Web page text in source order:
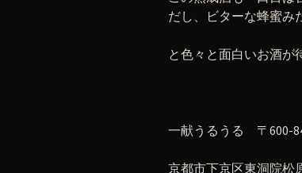
だし、ビターな蜂蜜み
と色々と面白いお酒が
一献うるうる 〒600-
京都市下京区東洞院松